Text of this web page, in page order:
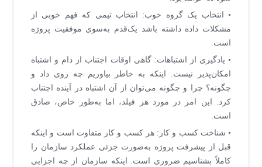
• انتخاب یک گروه خوب: انتخاب تیمی که فهم خوبی از
مشکلات داده داشته باشد یک‌قدم به‌سوی موفقیت پروژه
است.
• یادگیری از اشتباهات: گاهی اوقات اجتناب از دام و اشتباه
امکان‌پذیر نیست. اینکه به خاطر بیاوریم چه روی داد و
چگونه؟ چرا و چگونه می‌توان از آن اشتباه در آینده اجتناب
کرد. این امر در مورد هر فیلد، اما به‌طور خاص، صادق
است.
• شناخت کسب و کار: هر کسب و کار متفاوت است و اینکه
قبل از پیشرفت پروژه به‌صورت جزئی عملکرد سازمان را
کاملاً بشناسیم ضروری است. اینکه سازمان از چه اجزایی